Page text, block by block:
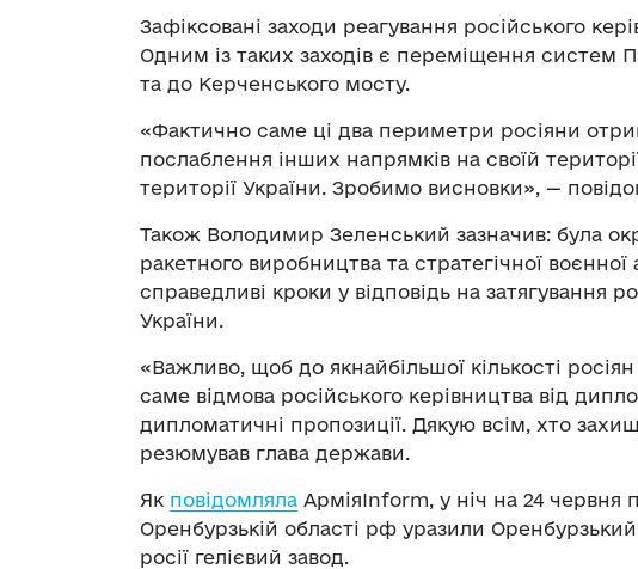
Зафіксовані заходи реагування російського
Одним із таких заходів є переміщення систем
та до Керченського мосту.
«Фактично саме ці два периметри росіяни
послаблення інших напрямків на своїй
території України. Зробимо висновки», —
Також Володимир Зеленський зазначив: була
ракетного виробництва та стратегічної воєнної
справедливі кроки у відповідь на затягування
України.
«Важливо, щоб до якнайбільшої кількості
саме відмова російського керівництва від
дипломатичні пропозиції. Дякую всім, хто
резюмував глава держави.
Як повідомляла АрміяInform, у ніч на 24 червня
Оренбурзькій області рф уразили
росії гелієвий завод.